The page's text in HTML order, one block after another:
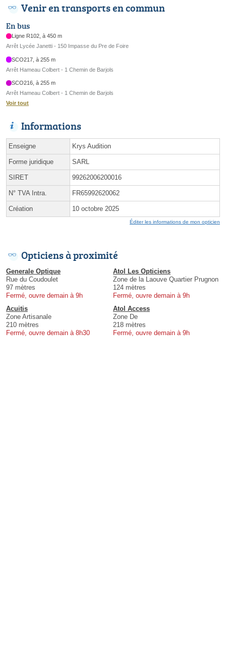
Venir en transports en commun
En bus
Ligne R102, à 450 m
Arrêt Lycée Janetti - 150 Impasse du Pre de Foire
SCO217, à 255 m
Arrêt Hameau Colbert - 1 Chemin de Barjols
SCO216, à 255 m
Arrêt Hameau Colbert - 1 Chemin de Barjols
Voir tout
Informations
Enseigne Krys Audition
Forme juridique SARL
SIRET 99262006200016
N° TVA Intra. FR65992620062
Création 10 octobre 2025
Éditer les informations de mon opticien
Opticiens à proximité
Generale Optique
Rue du Coudoulet
97 mètres
Fermé, ouvre demain à 9h
Atol Les Opticiens
Zone de la Laouve Quartier Prugnon
124 mètres
Fermé, ouvre demain à 9h
Acuitis
Zone Artisanale
210 mètres
Fermé, ouvre demain à 8h30
Atol Access
Zone De
218 mètres
Fermé, ouvre demain à 9h